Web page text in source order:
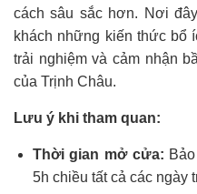
cách sâu sắc hơn. Nơi
khách những kiến thức bổ
trải nghiệm và cảm nhận
của Trịnh Châu.
Lưu ý khi tham quan:
Thời gian mở cửa:
5h chiều tất cả các ngày